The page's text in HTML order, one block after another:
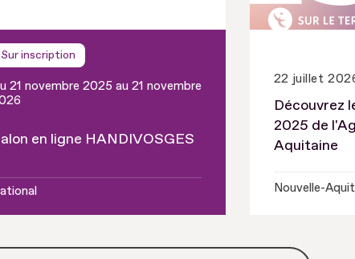
Sur inscription
21 novembre 2025 au 21 novembre
en ligne HANDIVOSGES
22 juillet
Découvrez
2025 de
Aquitaine
Nouvelle-